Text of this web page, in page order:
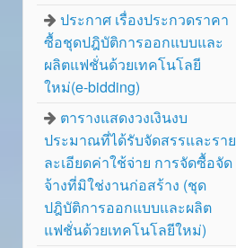
ประกาศ เรื่องประกวดราคา
ซื้อชุดปฎิบัติการออกแบบและ
ผลิตแฟชั่นด้วยเทคโนโลยี
ใหม่(e-bidding)
ตารางแสดงวงเงินงบ
ประมาณที่ได้รับจัดสรรและราย
ละเอียดค่าใช้จ่าย การจัดซื้อจัด
จ้างที่มิใช่งานก่อสร้าง (ชุด
ปฎิบัติการออกแบบและผลิต
แฟชั่นด้วยเทคโนโลยีใหม่)